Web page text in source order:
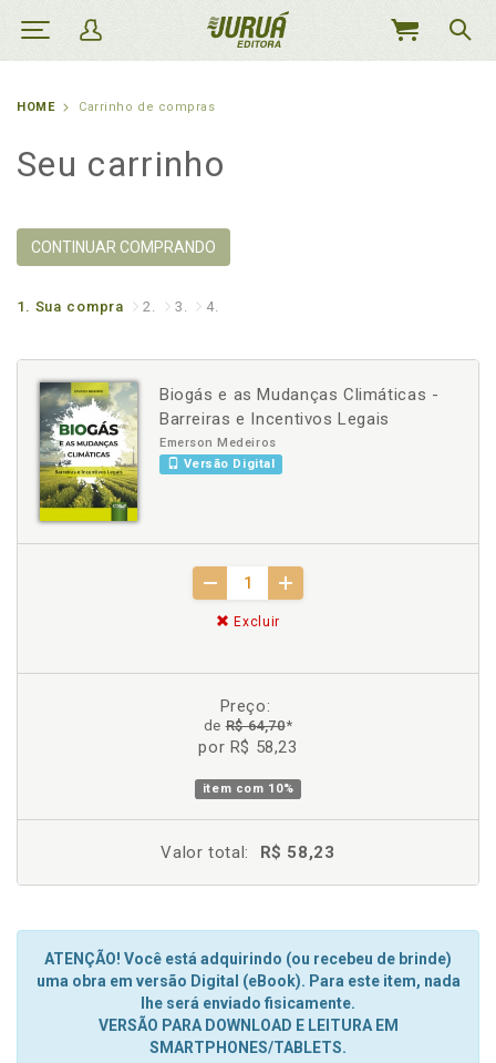
MEU
HOME Carrinho de compras
Seu carrinho
CONTINUAR COMPRANDO
1. Sua compra 2. 3. 4.
Biogás e as Mudanças Climáticas -
Barreiras e Incentivos Legais
Emerson Medeiros
Versão Digital
Excluir
Preço:
deR$ 64,70*
por R$ 58,23
item com 10%
Valor total: R$ 58,23
ATENÇÃO! Você está adquirindo (ou recebeu de brinde)
uma obra em versão Digital (eBook). Para este item, nada
lhe será enviado fisicamente.
VERSÃO PARA DOWNLOAD E LEITURA EM
SMARTPHONES/TABLETS.